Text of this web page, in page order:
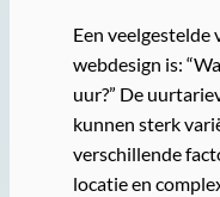
Een veelgestelde
webdesign is:
uur?” De
kunnen sterk
verschillende
locatie en